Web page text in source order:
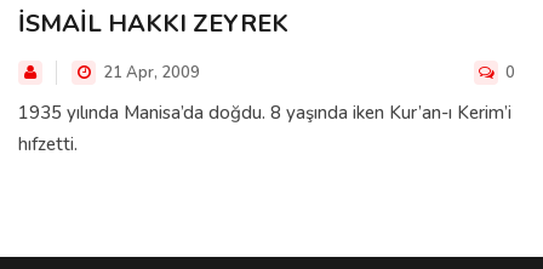
İSMAİL HAKKI ZEYREK
21 Apr, 2009 0
1935 yılında Manisa’da doğdu. 8 yaşında iken Kur’an-ı Kerim’i
hıfzetti.